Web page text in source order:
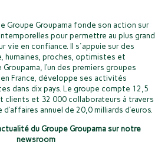
Groupe Groupama fonde son action sur
pour permettre au plus grand
vie en confiance. Il s'appuie sur des
humaines, proches, optimistes et
l’un des premiers groupes
en France, développe ses activités
dans dix pays. Le groupe compte 12,5
clients et 32 000 collaborateurs à travers
annuel de 20,0 milliards d’euros.
du Groupe Groupama sur notre
newsroom